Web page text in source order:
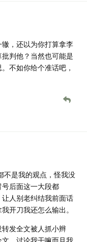
，还以为你打算拿李
判他？当然也可能是
不如你给个准话吧，
不是我的观点，怪我没
后面这一大段都
人别老纠结我前面话
开刀我还怎么输出。
发全文被人抓小辫